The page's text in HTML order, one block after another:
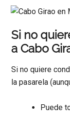
Si no
a Cabo
Si no quiere
la pasarela
Puede